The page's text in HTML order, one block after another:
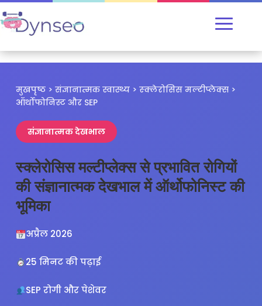
मुखपृष्ठ > संज्ञानात्मक स्वास्थ्य > स्क्लेरोसिस मल्टीप्लेक्स >
ऑर्थोफोनिस्ट और SEP
संज्ञानात्मक देखभाल
स्क्लेरोसिस मल्टीप्लेक्स से प्रभावित रोगियों
की संज्ञानात्मक देखभाल में ऑर्थोफोनिस्ट की
भूमिका
अप्रैल 2026
25 मिनट की पढ़ाई
SEP रोगी और पेशेवर